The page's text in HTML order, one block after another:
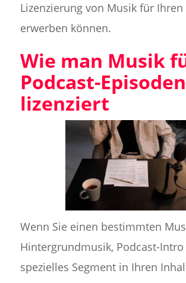
Lizenzierung von Musik für Ihren
erwerben können.
Wie man Musik
Podcast-Episoden
lizenziert
Wenn Sie einen bestimmten
Hintergrundmusik, Podcast-
spezielles Segment in Ihren